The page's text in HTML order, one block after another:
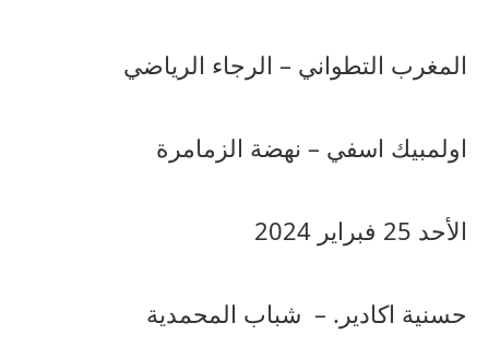
المغرب التطواني – الرجاء الرياضي
اولمبيك اسفي – نهضة الزمامرة
الأحد فبراير
حسنية اكادير . – شباب المحمدية